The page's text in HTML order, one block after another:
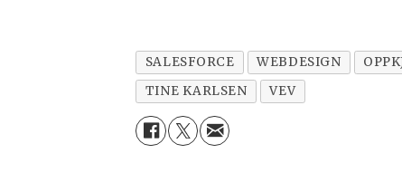
SALESFORCE WEBDESIGN
TINE KARLSEN
VEV